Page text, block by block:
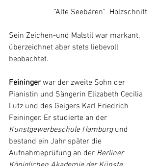
		   "Alte Seebären"  Holzschnitt
Sein Zeichen-und Malstil war markant,
überzeichnet aber stets liebevoll
beobachtet.
Feininger war der zweite Sohn der
Pianistin und Sängerin Elizabeth Cecilia
Lutz und des Geigers Karl Friedrich
Feininger. Er studierte an der
Kunstgewerbeschule Hamburg und
bestand ein Jahr später die
Aufnahmeprüfung an der Berliner